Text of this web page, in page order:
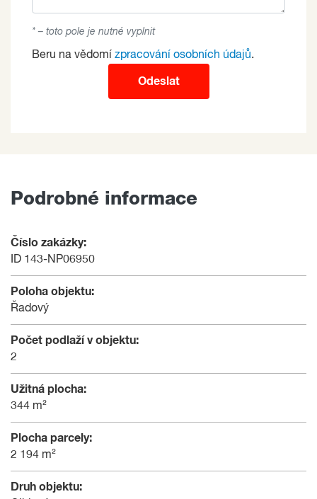
* – toto pole je nutné vyplnit
Beru na vědomí zpracování osobních údajů.
Odeslat
Podrobné informace
Číslo zakázky:
ID 143-NP06950
Poloha objektu:
Řadový
Počet podlaží v objektu:
2
Užitná plocha:
344 m²
Plocha parcely:
2 194 m²
Druh objektu: